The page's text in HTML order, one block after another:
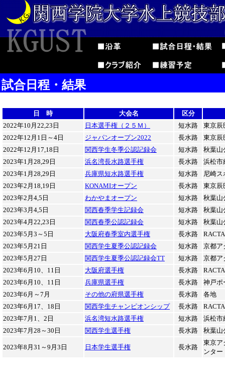
試合日程・結果
日 時 大会名
区分
2022年10月22,23日
日本選手権（２５Ｍ） 短水路
東京辰
2022年12月1日～4日
ジャパンオープン2022 長水路
東京辰
2022年12月17,18日
関西学生冬季公認記録会 短水路
秋葉山
2023年1月28,29日
浜名湾長水路選手権 長水路
浜松市
2023年1月28,29日
兵庫県短水路選手権 短水路
尼崎ス
2023年2月18,19日
KONAMIオープン 長水路
東京辰
2023年2月4,5日
わかやまオープン 短水路
秋葉山
2023年3月4,5日
関西春季学生記録会 短水路
秋葉山
2023年4月22,23日
関西春季公認記録会 短水路
秋葉山
2023年5月3～5日
大阪府春季室内選手権 長水路
2023年5月21日
関西学生夏季公認記録会 短水路
京都ア
2023年5月27日
関西学生夏季公認記録会TT 短水路
京都ア
2023年6月10、11日
大阪府選手権 長水路
2023年6月10、11日
兵庫県選手権 長水路
神戸ポ
2023年6月～7月
その他の府県選手権 長水路
各地
2023年6月17、18日
関西学生チャンピオンシップ 長水路
2023年7月1、2日
浜名湾短水路選手権 短水路
浜松市
2023年7月28～30日
関西学生選手権 長水路 秋葉山
2023年8月31～9月3日 日本学生選手権 長水路
東京ア
ンター